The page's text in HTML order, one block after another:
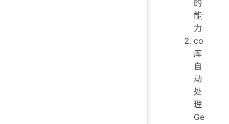
的
能
力
co
库
自
动
处
理
Ge